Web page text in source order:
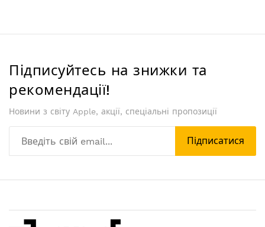
Підписуйтесь на знижки та
рекомендації!
Новини з світу Apple, акції, спеціальні пропозиції
Підписатися